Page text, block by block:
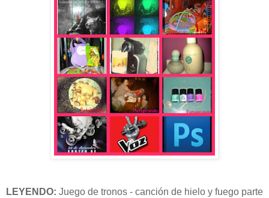
LEYENDO: Juego de tronos - canción de hielo y fuego parte